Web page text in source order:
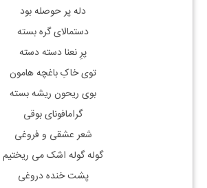
دله پر حوصله بود
دستمالای گره بسته
پرِ نعنا دسته دسته
توی خاکِ باغچه هامون
بوی ریحون ریشه بسته
گرامافونای بوقی
شعر عشقی و فروغی
گوله گوله اشک می ریختیم
پشت خنده دروغی